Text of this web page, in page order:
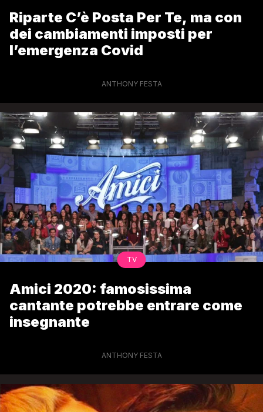
Riparte C’è Posta Per Te, ma con
dei cambiamenti imposti per
l’emergenza Covid
ANTHONY FESTA
TV
Amici 2020: famosissima
cantante potrebbe entrare come
insegnante
ANTHONY FESTA